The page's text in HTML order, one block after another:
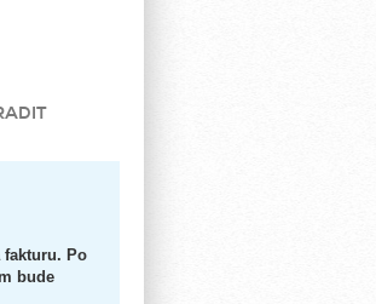
fakturu. Po
bude